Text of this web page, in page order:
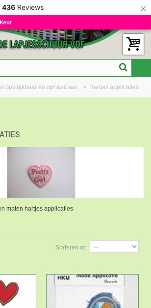
436 Reviews ×
opstrijkbaar en opnaaibaar > Hartjes applicaties
maten hartjes applicaties
Sorteren op